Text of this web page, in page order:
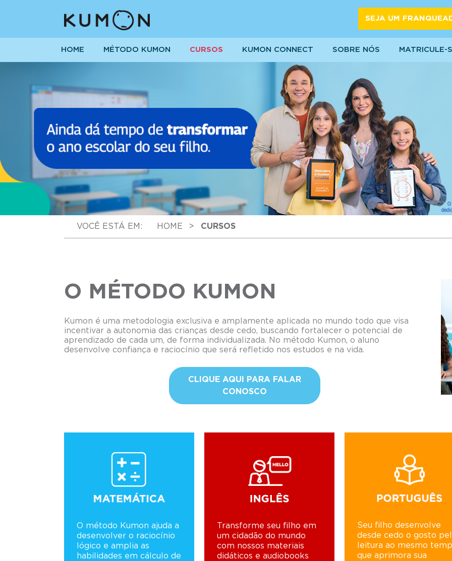
SEJA UM
HOME MÉTODO KUMON CURSOS KUMON CONNECT SOBRE NÓS MATRICULE-
VOCÊ ESTÁ EM: HOME > CURSOS
O MÉTODO KUMON
Kumon é uma metodologia exclusiva e amplamente aplicada no mundo todo que visa
incentivar a autonomia das crianças desde cedo, buscando fortalecer o potencial de
aprendizado de cada um, de forma individualizada. No método Kumon, o aluno
desenvolve confiança e raciocínio que será refletido nos estudos e na vida.
CLIQUE AQUI PARA FALAR
CONOSCO
O método Kumon ajuda a
desenvolver o raciocínio
lógico e amplia as
habilidades em cálculo de
Transforme seu filho em
um cidadão do mundo
com nossos materiais
didáticos e audiobooks
Seu filho desenvolve
desde cedo o gosto
leitura ao mesmo
que aprimora sua